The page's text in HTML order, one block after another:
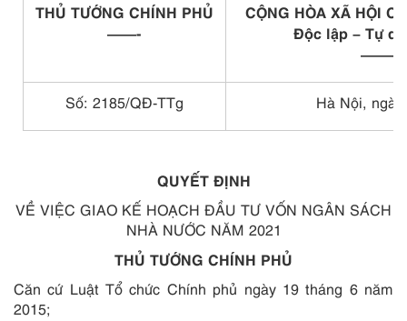
THỦ TƯỚNG CHÍNH PHỦ
——-
CỘNG HÒA XÃ HỘI
Độc lập – Tự
Số: 2185/QĐ-TTg Hà Nội,
QUYẾT ĐỊNH
VỀ VIỆC GIAO KẾ HOẠCH ĐẦU TƯ VỐN NGÂN SÁCH
NHÀ NƯỚC NĂM 2021
THỦ TƯỚNG CHÍNH PHỦ
Căn cứ Luật Tổ chức Chính phủ ngày 19 tháng 6 năm
2015;